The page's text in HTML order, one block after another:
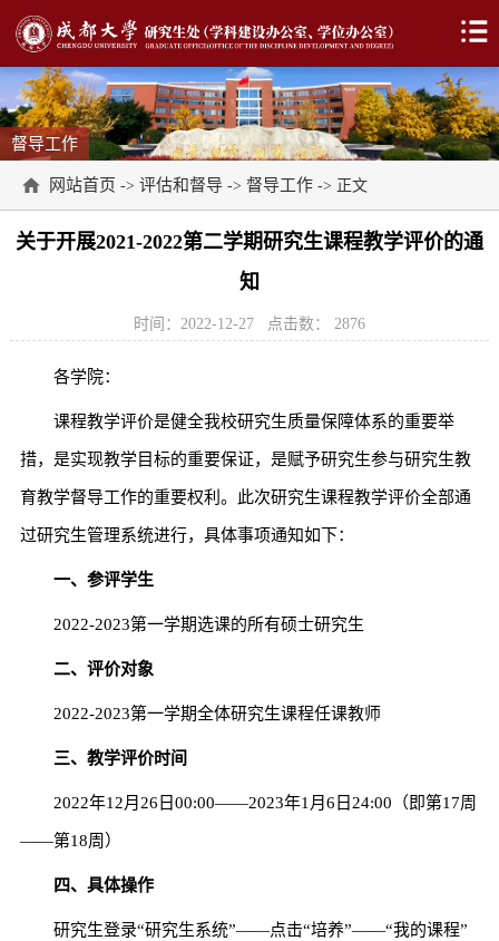
督导工作
网站首页 -> 评估和督导 -> 督导工作 -> 正文
关于开展2021-2022第二学期研究生课程教学评价的通
知
时间：2022-12-27 点击数： 2876
各学院：
课程教学评价是健全我校研究生质量保障体系的重要举
措，是实现教学目标的重要保证，是赋予研究生参与研究生教
育教学督导工作的重要权利。此次研究生课程教学评价全部通
过研究生管理系统进行，具体事项通知如下：
一、参评学生
2022-2023第一学期选课的所有硕士研究生
二、评价对象
2022-2023第一学期全体研究生课程任课教师
三、教学评价时间
2022年12月26日00:00——2023年1月6日24:00（即第17周
——第18周）
四、具体操作
研究生登录“研究生系统”——点击“培养”——“我的课程”